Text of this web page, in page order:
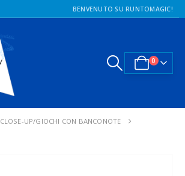
BENVENUTO SU RUNTOMAGIC!
0
CLOSE-UP/GIOCHI CON BANCONOTE